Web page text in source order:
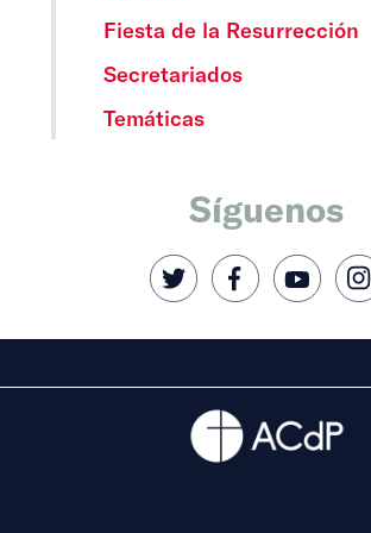
Fiesta de la Resurrección
Secretariados
Temáticas
Síguenos